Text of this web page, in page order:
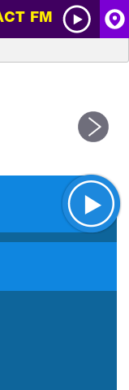
FM
Télécharger